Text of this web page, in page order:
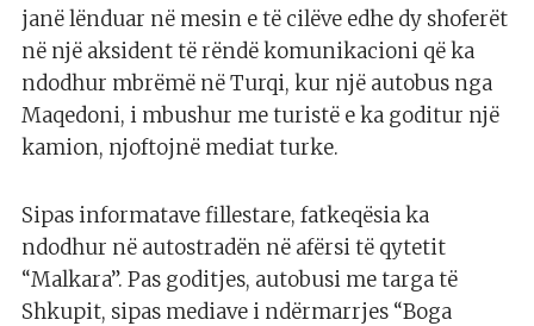
janë lënduar në mesin e të cilëve edhe dy shoferët
në një aksident të rëndë komunikacioni që ka
ndodhur mbrëmë në Turqi, kur një autobus nga
Maqedoni, i mbushur me turistë e ka goditur një
kamion, njoftojnë mediat turke.
Sipas informatave fillestare, fatkeqësia ka
ndodhur në autostradën në afërsi të qytetit
“Malkara”. Pas goditjes, autobusi me targa të
Shkupit, sipas mediave i ndërmarrjes “Boga